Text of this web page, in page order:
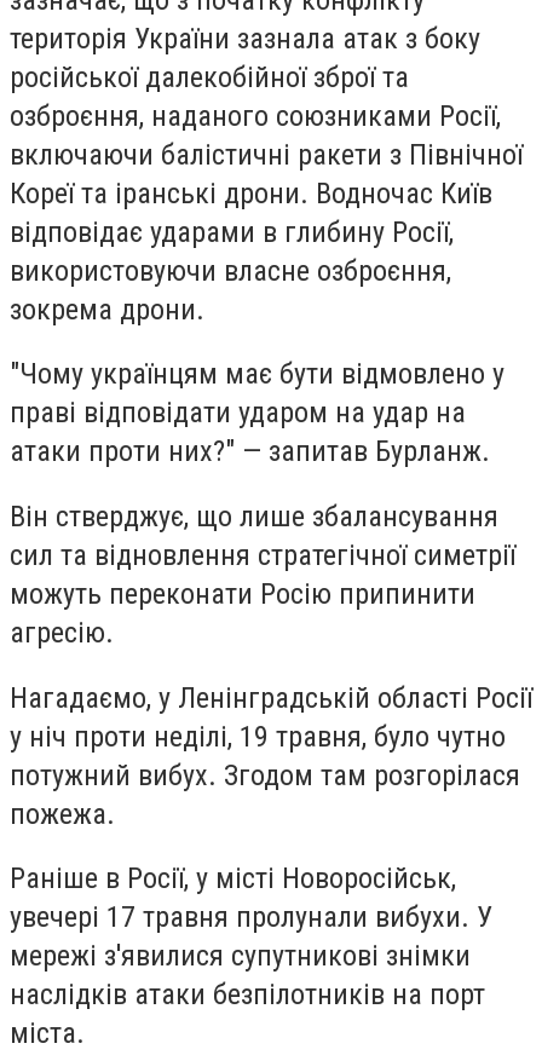
територія України зазнала атак з боку
російської далекобійної зброї та
озброєння, наданого союзниками Росії,
включаючи балістичні ракети з Північної
Кореї та іранські дрони. Водночас Київ
відповідає ударами в глибину Росії,
використовуючи власне озброєння,
зокрема дрони.
"Чому українцям має бути відмовлено у
праві відповідати ударом на удар на
атаки проти них?" — запитав Бурланж.
Він стверджує, що лише збалансування
сил та відновлення стратегічної симетрії
можуть переконати Росію припинити
агресію.
Нагадаємо, у Ленінградській області Росії
у ніч проти неділі, 19 травня, було чутно
потужний вибух. Згодом там розгорілася
пожежа.
Раніше в Росії, у місті Новоросійськ,
увечері 17 травня пролунали вибухи. У
мережі з'явилися супутникові знімки
наслідків атаки безпілотників на порт
міста.